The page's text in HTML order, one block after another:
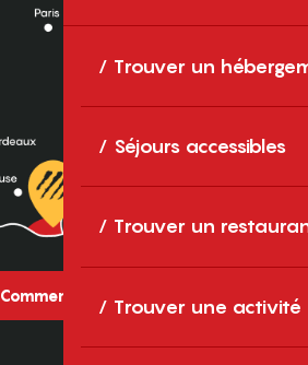
Trouver un
Séjours accessibles
Trouver un
Trouver une activité
Comment venir ?